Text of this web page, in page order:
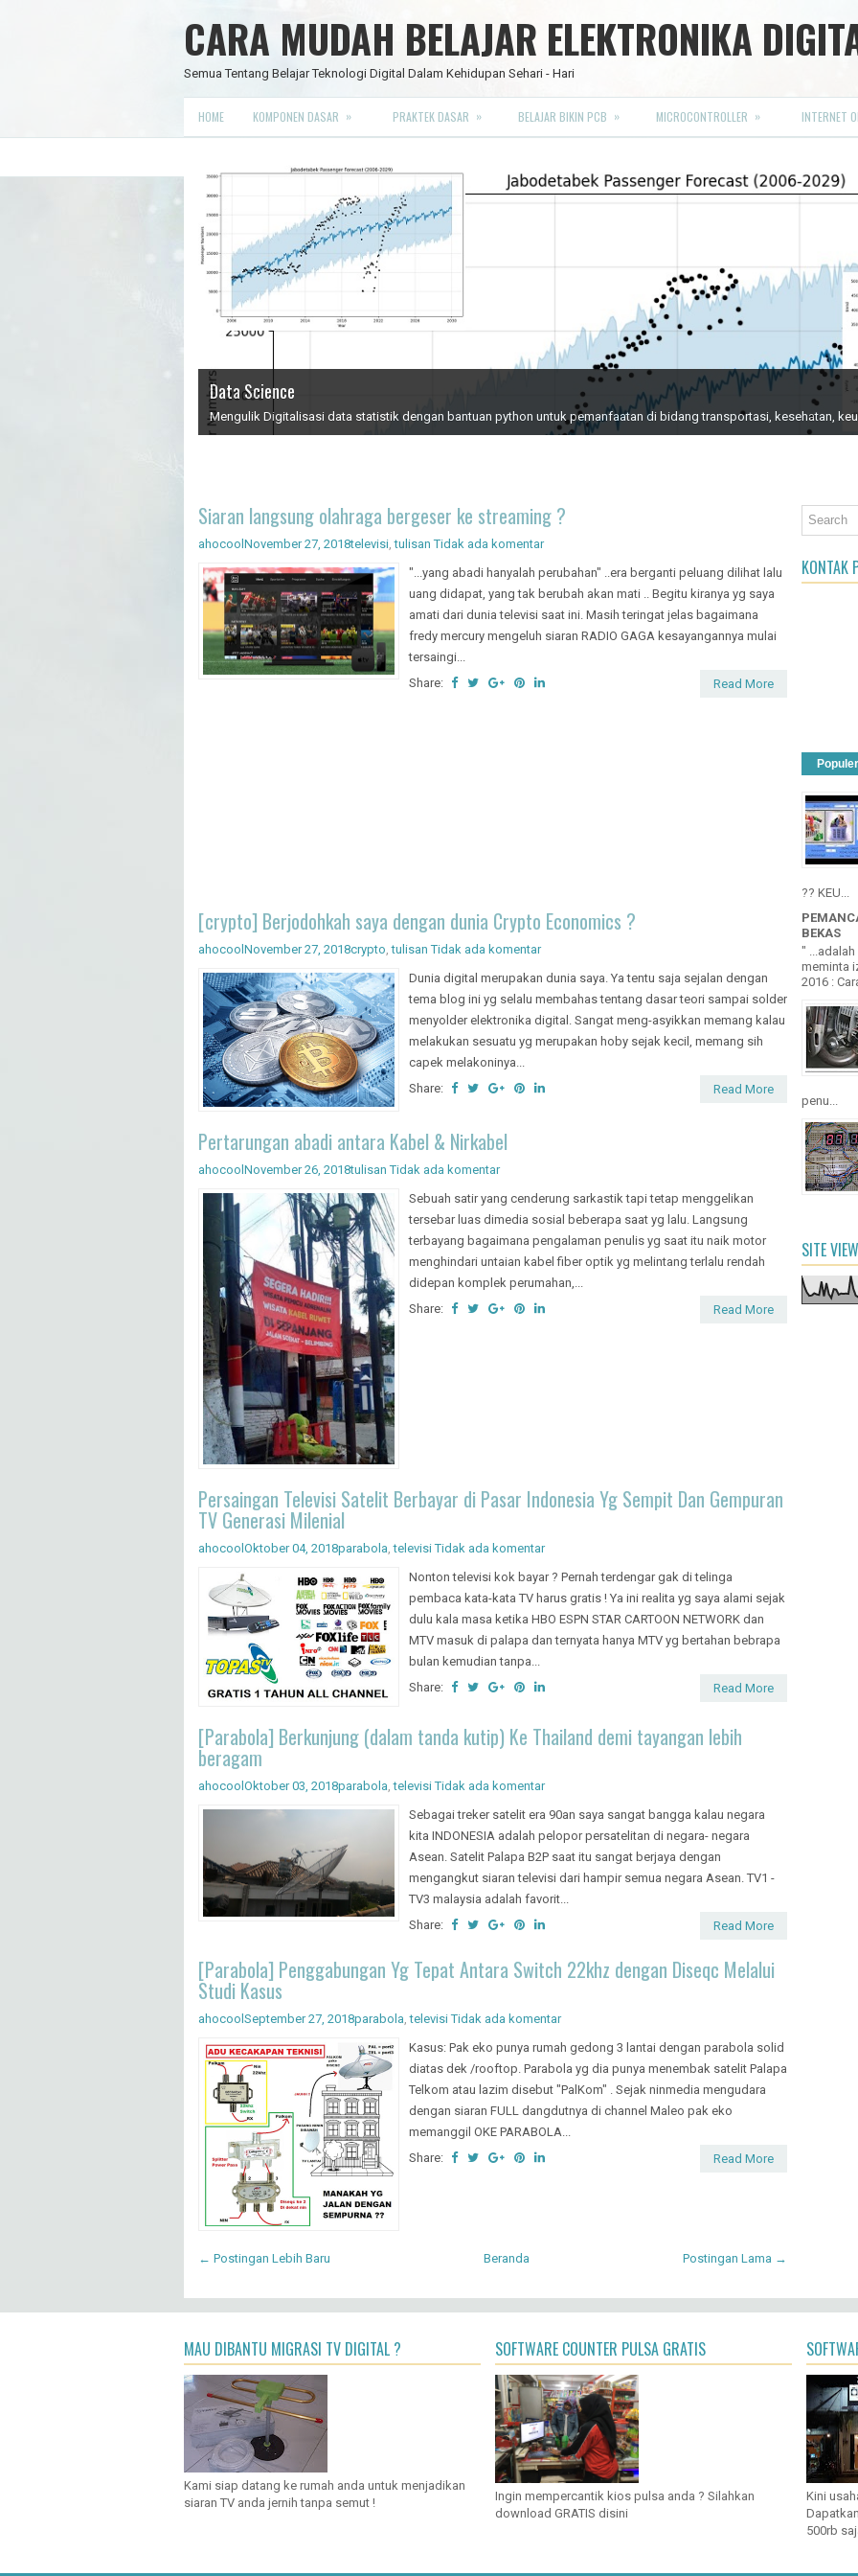
CARA MUDAH BELAJAR ELEKTRONIKA
Semua Tentang Belajar Teknologi Digital Dalam Kehidupan Sehari - Hari
HOME KOMPONEN DASAR » PRAKTEK DASAR » BELAJAR BIKIN PCB » MICROCONTROLLER » INTERNET
IC Timer 555 yang Multifungsi
Data Science
Mengulik Digitalisasi data statistik dengan bantuan python untuk pemanfaatan di bidang transportasi, kesehatan,
JAM DIGITAL 6 DIGIT TANPA MICRO FULL CMOS
Node Red - Kontrol Industri 4.0
Siaran langsung olahraga bergeser ke streaming ?
ahocoolNovember 27, 2018televisi ,tulisan Tidak ada komentar
"...yang abadi hanyalah perubahan" ..era berganti peluang dilihat lalu
uang didapat, yang tak berubah akan mati .. Begitu kiranya yg saya
amati dari dunia televisi saat ini. Masih teringat jelas bagaimana
fredy mercury mengeluh siaran RADIO GAGA kesayangannya mulai
tersaingi...
Share:
Read More
[crypto] Berjodohkah saya dengan dunia Crypto Economics ?
ahocoolNovember 27, 2018crypto ,tulisan Tidak ada komentar
Dunia digital merupakan dunia saya. Ya tentu saja sejalan dengan
tema blog ini yg selalu membahas tentang dasar teori sampai solder
menyolder elektronika digital. Sangat meng-asyikkan memang kalau
melakukan sesuatu yg merupakan hoby sejak kecil, memang sih
capek melakoninya...
Share:
Read More
Pertarungan abadi antara Kabel & Nirkabel
ahocoolNovember 26, 2018tulisan Tidak ada komentar
Sebuah satir yang cenderung sarkastik tapi tetap menggelikan
tersebar luas dimedia sosial beberapa saat yg lalu. Langsung
terbayang bagaimana pengalaman penulis yg saat itu naik motor
menghindari untaian kabel fiber optik yg melintang terlalu rendah
didepan komplek perumahan,...
Share:
Read More
Persaingan Televisi Satelit Berbayar di Pasar Indonesia Yg Sempit Dan Gempuran
TV Generasi Milenial
ahocool Oktober 04, 2018parabola,televisi Tidak ada komentar
Nonton televisi kok bayar ? Pernah terdengar gak di telinga
pembaca kata-kata TV harus gratis ! Ya ini realita yg saya alami sejak
dulu kala masa ketika HBO ESPN STAR CARTOON NETWORK dan
MTV masuk di palapa dan ternyata hanya MTV yg bertahan bebrapa
bulan kemudian tanpa...
Share:
Read More
[Parabola] Berkunjung (dalam tanda kutip) Ke Thailand demi tayangan lebih
beragam
ahocool Oktober 03, 2018parabola ,televisi Tidak ada komentar
Sebagai treker satelit era 90an saya sangat bangga kalau negara
kita INDONESIA adalah pelopor persatelitan di negara- negara
Asean. Satelit Palapa B2P saat itu sangat berjaya dengan
mengangkut siaran televisi dari hampir semua negara Asean. TV1 -
TV3 malaysia adalah favorit...
Share:
Read More
[Parabola] Penggabungan Yg Tepat Antara Switch 22khz dengan Diseqc Melalui
Studi Kasus
ahocool September 27, 2018parabola ,televisi Tidak ada komentar
Kasus: Pak eko punya rumah gedong 3 lantai dengan parabola solid
diatas dek /rooftop. Parabola yg dia punya menembak satelit Palapa
Telkom atau lazim disebut "PalKom" . Sejak ninmedia mengudara
dengan siaran FULL dangdutnya di channel Maleo pak eko
memanggil OKE PARABOLA...
Share:
Read More
← Postingan Lebih Baru Postingan Lama →
Beranda
KONTAK
Populer
?? KEU...
BEKAS
"
meminta
2016 :
penu...
SITE VIEW
MAU DIBANTU MIGRASI TV DIGITAL ?
Kami siap datang ke rumah anda untuk menjadikan
siaran TV anda jernih tanpa semut !
SOFTWARE COUNTER PULSA GRATIS
Ingin mempercantik kios pulsa anda ? Silahkan
download GRATIS disini
Kini
500rb